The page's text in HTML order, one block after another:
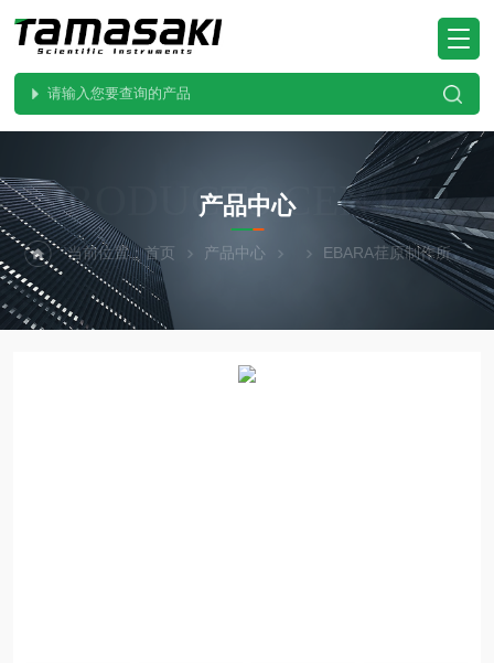
PRODUCTS CENTER
产品中心
当前位置：首页 产品中心 EBARA荏原制作所